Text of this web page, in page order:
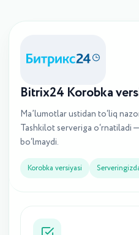
Bitrix24 Korobka
Ma’lumotlar ustidan to‘liq
Tashkilot serveriga o‘rnatiladi
bo‘lmaydi.
Korobka versiyasi